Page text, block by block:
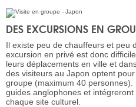
DES EXCURSIONS EN
Il existe peu de chauffeurs et peu
excursion en privé est donc
leurs déplacements en ville et
des visiteurs au Japon optent
groupe (maximum 40
guides anglophones et
chaque site culturel.